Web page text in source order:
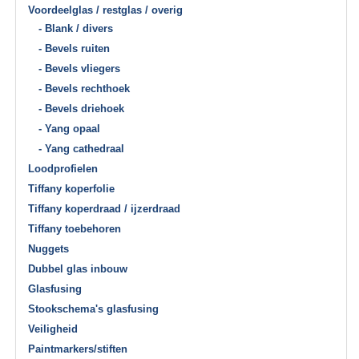
Voordeelglas / restglas / overig
- Blank / divers
- Bevels ruiten
- Bevels vliegers
- Bevels rechthoek
- Bevels driehoek
- Yang opaal
- Yang cathedraal
Loodprofielen
Tiffany koperfolie
Tiffany koperdraad / ijzerdraad
Tiffany toebehoren
Nuggets
Dubbel glas inbouw
Glasfusing
Stookschema's glasfusing
Veiligheid
Paintmarkers/stiften